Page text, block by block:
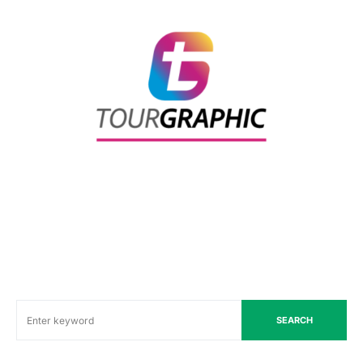
SEARCH